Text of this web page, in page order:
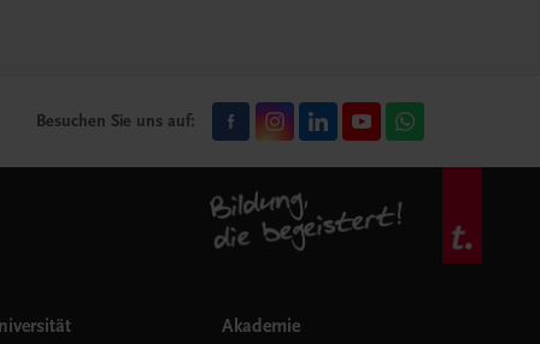
Besuchen Sie uns auf:
Akademie